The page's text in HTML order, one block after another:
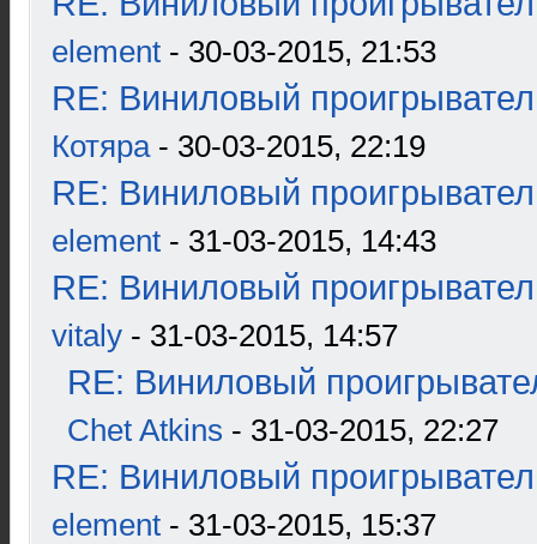
element - 30-03-2015, 21:53
RE: Виниловый
Котяра- 30-03-2015, 22:19
RE: Виниловый
element - 31-03-2015, 14:43
RE: Виниловый
vitaly - 31-03-2015, 14:57
RE: Виниловый
Chet Atkins - 31-03-2015, 22:27
RE: Виниловый
element - 31-03-2015, 15:37